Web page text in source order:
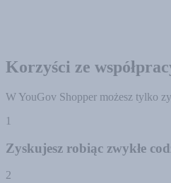
Korzyści ze
W YouGov Shopper możesz tylko
1
Zyskujesz robiąc zwykłe
2